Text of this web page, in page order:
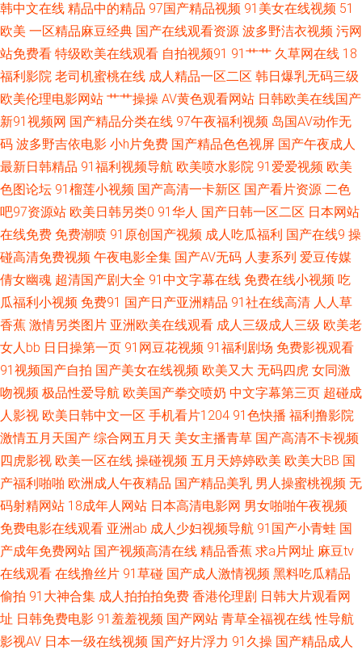
午夜性福 欧美地址一二三 国产成人传媒熟 91社在线观看 丝袜熟女中文字幕
蜜臀综合91色 岛国片在线播放 97人人在线 午夜另类成人AV 欧美人妻导航
卡 AV国产 亚洲另类五月天 日韩小电影院1区 美女涩涩网站 国产妞干网 97夜
夜夜 午夜福利健美 欧美日韩国产成人 黄色天天干 俺去也激情五月 91传媒色
网站 日韩有码三级 另类激情影院 国产65页 91在线观看 亚州色图20p 青青操
网站 黑丝变态人妖 操人妻11234 18岁已成人看片 午夜AV性 欧美色色资源站
韩国日逼无码 超碰福利社 91成人观看 三级黄色白丝网站 美女午夜影院 国产
国语对白 99超碰碰碰碰碰 亚洲午夜剧场 日本少妇天堂 久久一品熟妇 国产91
在 AV一区二区AV 综合精品系列 日韩日逼网 老司机日日夜夜 国产精品肏屄电
影 超碰69 91啦国产剧情 探花精品系列 欧美性爱天天影院 黄色香蕉视频 91
微拍视频 伊人在线成人av 色色视频自拍首页 欧美本土自拍 黄色小片8848 成
人电影青青草 91在线网站 亚洲毛片网站 色色国产传媒 欧美aa 久艹视屏 国
产精品乱轮 99人人操 一道本高清 日韩色片在线看 免费的瑟瑟的网站 黑丝系
列影音先锋 大香蕉AⅤ 97超碰资源站 亚洲黄页在线看 日韩精品色色网 男人
天堂超碰 海角社区猫先生 大香蕉五月天婷婷 97视频在线91 91av 五月天婷
韩中文在线 精品中的精品 97国产精品视频 91美女在线视频 51
欧美 一区精品麻豆经典 国产在线观看资源 波多野洁衣视频 污网
站免费看 特级欧美在线观看 自拍视频91 91艹艹 久草网在线 18
福利影院 老司机蜜桃在线 成人精品一区二区 韩日爆乳无码三级
欧美伦理电影网站 艹艹操操 AV黄色观看网站 日韩欧美在线国产
新91视频网 国产精品分类在线 97午夜福利视频 岛国AV动作无
码 波多野吉依电影 小h片免费 国产精品色色视屏 国产午夜成人
最新日韩精品 91福利视频导航 欧美喷水影院 91爱爱视频 欧美
色图论坛 91榴莲小视频 国产高清一卡新区 国产看片资源 二色
吧97资源站 欧美日韩另类0 91华人 国产日韩一区二区 日本网站
在线免费 免费潮喷 91原创国产视频 成人吃瓜福利 国产在线9 操
碰高清免费视频 午夜电影全集 国产AV无码 人妻系列 爱豆传媒
倩女幽魂 超清国产剧大全 91中文字幕在线 免费在线小视频 吃
瓜福利小视频 免费91 国产日产亚洲精品 91社在线高清 人人草
香蕉 激情另类图片 亚洲欧美在线观看 成人三级成人三级 欧美老
女人bb 日日操第一页 91网豆花视频 91福利剧场 免费影视观看
91视频国产自拍 国产美女在线视频 欧美又大 无码四虎 女同激
吻视频 极品性爱导航 欧美国产拳交喷奶 中文字幕第三页 超碰成
人影视 欧美日韩中文一区 手机看片1204 91色快播 福利撸影院
激情五月天国产 综合网五月天 美女主播青草 国产高清不卡视频
四虎影视 欧美一区在线 操碰视频 五月天婷婷欧美 欧美大BB 国
产福利啪啪 欧洲成人午夜精品 国产精品美乳 男人操蜜桃视频 无
码射精网站 18成年人网站 日本高清电影网 男女啪啪午夜视频
免费电影在线观看 亚洲ab 成人少妇视频导航 91国产小青蛙 国
产成年免费网站 国产视频高清在线 精品香蕉 求a片网址 麻豆tv
在线观看 在线撸丝片 91草碰 国产成人激情视频 黑料吃瓜精品
偷拍 91大神合集 成人拍拍拍免费 香港伦理剧 日韩大片观看网
址 日韩免费电影 91羞羞视频 国产网站 青草全福视在线 性导航
影视AV 日本一级在线视频 国产好片浮力 91久操 国产精品成人